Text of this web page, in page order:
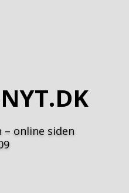
– online siden